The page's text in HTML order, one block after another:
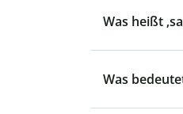
Was heißt
Was